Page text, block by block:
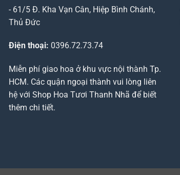
- 61/5 Đ. Kha Vạn Cân, Hiệp Bình Chánh,
Thủ Đức
Điện thoại: 0396.72.73.74
Miễn phí giao hoa ở khu vực nội thành Tp.
HCM. Các quận ngoại thành vui lòng liên
hệ với Shop Hoa Tươi Thanh Nhã để biết
thêm chi tiết.